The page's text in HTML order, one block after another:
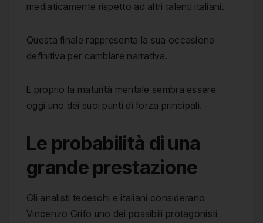
mediaticamente rispetto ad altri talenti italiani.
Questa finale rappresenta la sua occasione
definitiva per cambiare narrativa.
E proprio la maturità mentale sembra essere
oggi uno dei suoi punti di forza principali.
Le probabilità di una
grande prestazione
Gli analisti tedeschi e italiani considerano
Vincenzo Grifo uno dei possibili protagonisti